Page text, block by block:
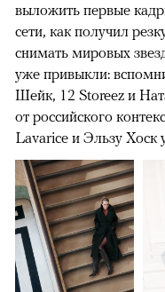
выложить первые
сети, как получил
снимать мировых
уже привыкли:
Шейк, 12 Storeez и
от российского
Lavarice и Эльзу Хоск